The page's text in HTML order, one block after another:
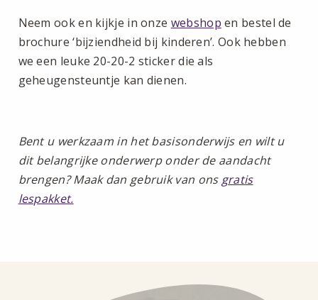
Neem ook en kijkje in onze webshop en bestel de
brochure ‘bijziendheid bij kinderen’. Ook hebben
we een leuke 20-20-2 sticker die als
geheugensteuntje kan dienen.
Bent u werkzaam in het basisonderwijs en wilt u
dit belangrijke onderwerp onder de aandacht
brengen? Maak dan gebruik van onsgratis
lespakket.